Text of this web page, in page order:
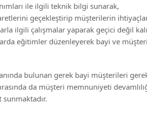
ile ilgili teknik bilgi sunarak,
geçekleştirip müşterilerin
ilgili çalışmalar yaparak geçici değil
eğitimler düzenleyerek bayi ve
bulunan gerek bayi müşterileri
da müşteri memnuniyeti